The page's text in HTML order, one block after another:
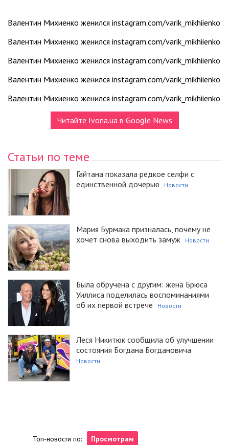
Валентин Михиенко женился instagram.com/varik_mikhiienko
Валентин Михиенко женился instagram.com/varik_mikhiienko
Валентин Михиенко женился instagram.com/varik_mikhiienko
Валентин Михиенко женился instagram.com/varik_mikhiienko
Валентин Михиенко женился instagram.com/varik_mikhiienko
Читайте Ivona.ua в Google News
Статьи по теме
Гайтана показала редкое селфи с
единственной дочерью
Новости
Мария Бурмака призналась, почему не
хочет снова выходить замуж
Новости
Была обручена с другим: жена Брюса
Уиллиса поделилась воспоминаниями
об их первой встрече
Новости
Леся Никитюк сообщила об улучшении
состояния Богдана Богдановича
Новости
Топ-новости по: Просмотрам